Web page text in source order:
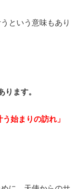
という意味もあり
ります。
始まりの訪れ」